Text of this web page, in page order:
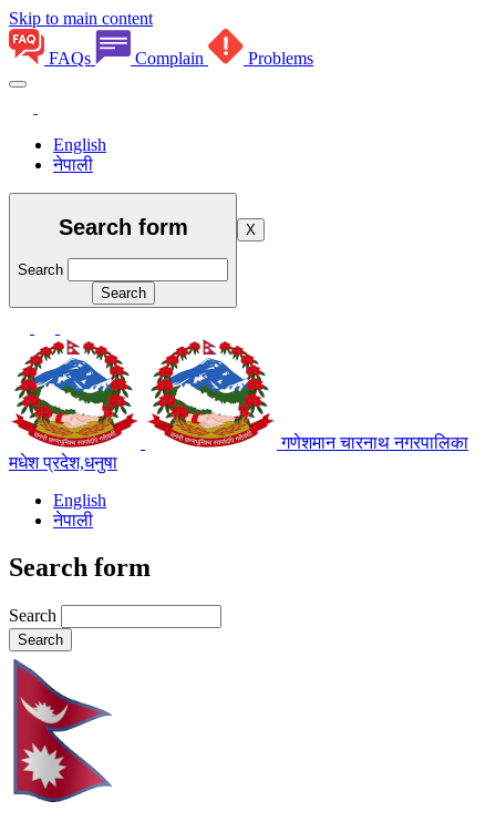
Skip to main content
FAQs Complain Problems
English
नेपाली
Search form
Search
X
गणेशमान चारनाथ नगरपालिका
मधेश प्रदेश,धनुषा
English
नेपाली
Search form
Search